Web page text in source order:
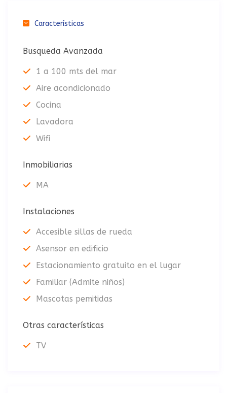
Características
Busqueda Avanzada
1 a 100 mts del mar
Aire acondicionado
Cocina
Lavadora
Wifi
Inmobiliarias
MA
Instalaciones
Accesible sillas de rueda
Asensor en edificio
Estacionamiento gratuito en el lugar
Familiar (Admite niños)
Mascotas pemitidas
Otras características
TV